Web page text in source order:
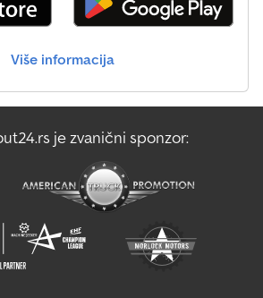
Više informacija
je zvanični sponzor: